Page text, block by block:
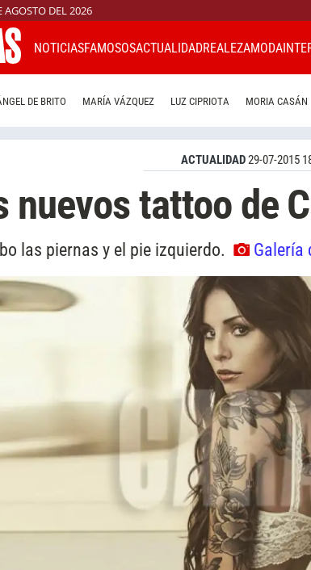
AGOSTO DEL 2026
NOTICIASFAMOSOSACTUALIDADREALEZAMODA
DE BRITO MARÍA VÁZQUEZ LUZ CIPRIOTA MORIA CASÁN
ACTUALIDAD29-07-2015
nuevos tattoo de
las piernas y el pie izquierdo. Galería